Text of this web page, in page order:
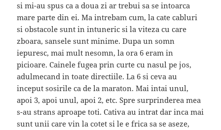
si mi-au spus ca a doua zi ar trebui sa se intoarca
mare parte din ei. Ma intrebam cum, la cate cabluri
si obstacole sunt in intuneric si la viteza cu care
zboara, sansele sunt minime. Dupa un somn
iepuresc, mai mult nesomn, la ora 6 eram in
picioare. Cainele fugea prin curte cu nasul pe jos,
adulmecand in toate directiile. La 6 si ceva au
inceput sosirile ca de la maraton. Mai intai unul,
apoi 3, apoi unul, apoi 2, etc. Spre surprinderea mea
s-au strans aproape toti. Cativa au intrat dar inca mai
sunt unii care vin la cotet si le e frica sa se aseze,